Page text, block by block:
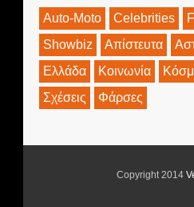
Auto-Moto
Celebrities
Showbiz
Απίστευτα
Ελλάδα
Κοινωνία
Σχέσεις
Φάρσες
Copyright 2014